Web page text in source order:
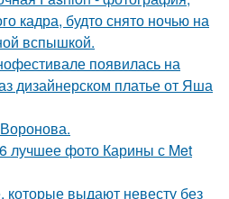
кадра, будто снято ночью на
вспышкой.
появилась на
дизайнерском платье от Яша
лучшее фото Карины с Met
которые выдают невесту без